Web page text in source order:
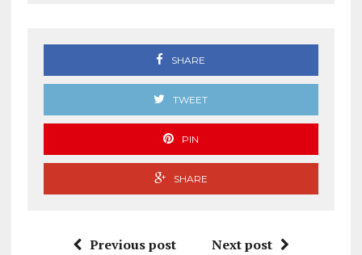
SHARE
TWEET
PIN
SHARE
Previous post Next post